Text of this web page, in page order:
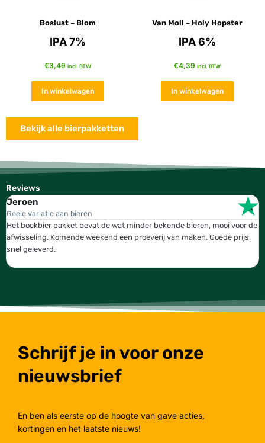
Boslust – Blom
IPA 7%
€3,49 incl. BTW
In winkelwagen
Van Moll – Holy Hopster
IPA 6%
€4,39 incl. BTW
In winkelwagen
Bekijk alle bierpakketten
Reviews
Jeroen
Goeie variatie aan bieren
Het bockbier pakket bevat de wat minder bekende bieren, mooi voor de
afwisseling. Komende weekend een proeverij van maken. Goede prijs,
snel geleverd.
Schrijf je in voor onze
nieuwsbrief
En ben als eerste op de hoogte van gave acties,
kortingen en het laatste nieuws!